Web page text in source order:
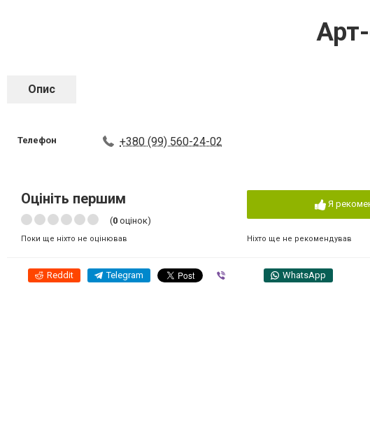
Опис
Телефон +380 (99) 560-24-02
Оцініть першим
(0 оцінок)
Поки ще ніхто не оцінював
Я
Ніхто ще не рекомендував
Reddit Telegram WhatsApp